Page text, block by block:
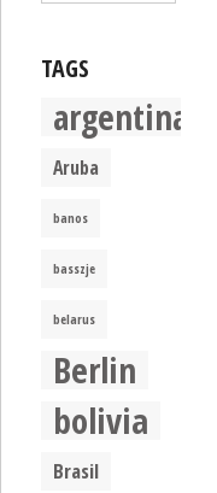
TAGS
argentina
Aruba
banos
basszje
belarus
Berlin
bolivia
Brasil